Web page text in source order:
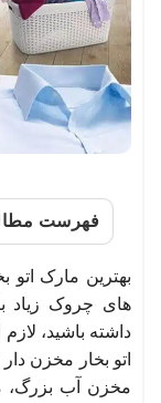
فهرست
بهترین مارک
های چروک زیاد
داشته باشید،
اتو بخار مخزن
مخزن آب بزرگ،